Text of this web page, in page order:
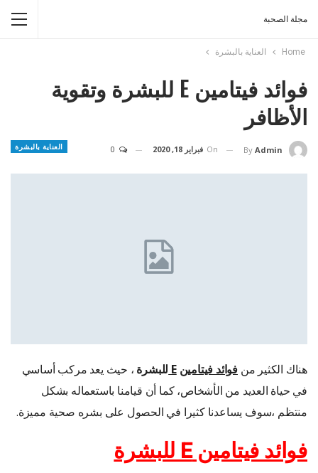
مجلة الصحبة
Home العناية بالبشرة
فوائد فيتامين E للبشرة وتقوية
الأظافر
العناية بالبشرة By Admin
On فبراير 18, 2020
هناك الكثير من فوائد فيتامين E للبشرة ، حيث يعد مركب أساسي
في حياة العديد من الأشخاص، كما أن قيامنا باستعماله بشكل
منتظم ،سوف يساعدنا كثيرا في الحصول على بشره صحية مميزة.
فوائد فيتامينE للبشرة